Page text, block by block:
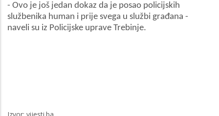
- Ovo je još jedan dokaz da je posao policijskih
službenika human i prije svega u službi građana -
naveli su iz Policijske uprave Trebinje.
Izvor: vijesti.ba